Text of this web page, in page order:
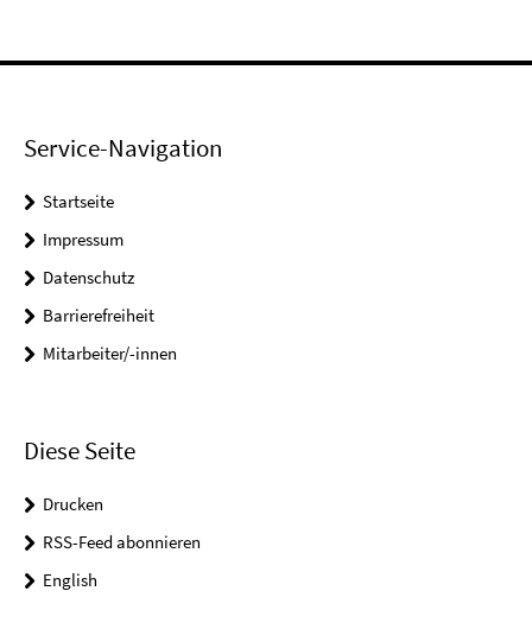
Service-Navigation
Startseite
Impressum
Datenschutz
Barrierefreiheit
Mitarbeiter/-innen
Diese Seite
Drucken
RSS-Feed abonnieren
English